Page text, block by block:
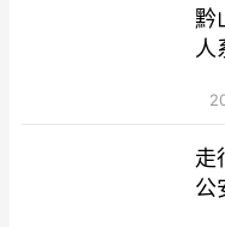
黔
人
走
公